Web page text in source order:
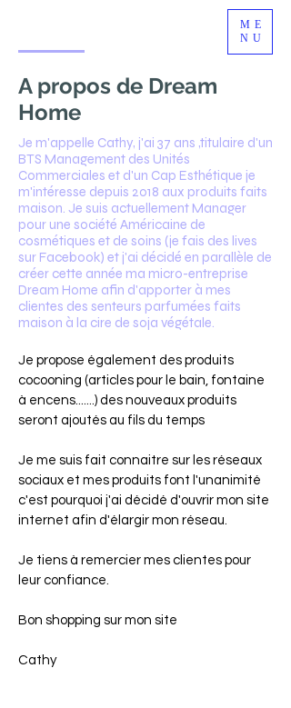
ME
NU
A propos de Dream
Home
Je m'appelle Cathy, j'ai 37 ans ,titulaire d'un
BTS Management des Unités
Commerciales et d'un Cap Esthétique je
m'intéresse depuis 2018 aux produits faits
maison. Je suis actuellement Manager
pour une société Américaine de
cosmétiques et de soins (je fais des lives
sur Facebook) et j'ai décidé en parallèle de
créer cette année ma micro-entreprise
Dream Home afin d'apporter à mes
clientes des senteurs parfumées faits
maison à la cire de soja végétale.
Je propose également des produits
cocooning (articles pour le bain, fontaine
à encens.......) des nouveaux produits
seront ajoutés au fils du temps
Je me suis fait connaitre sur les réseaux
sociaux et mes produits font l'unanimité
c'est pourquoi j'ai décidé d'ouvrir mon site
internet afin d'élargir mon réseau.
Je tiens à remercier mes clientes pour
leur confiance.
Bon shopping sur mon site
Cathy